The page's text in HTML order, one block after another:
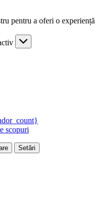
pentru a oferi o experiență
scopuri
Setări